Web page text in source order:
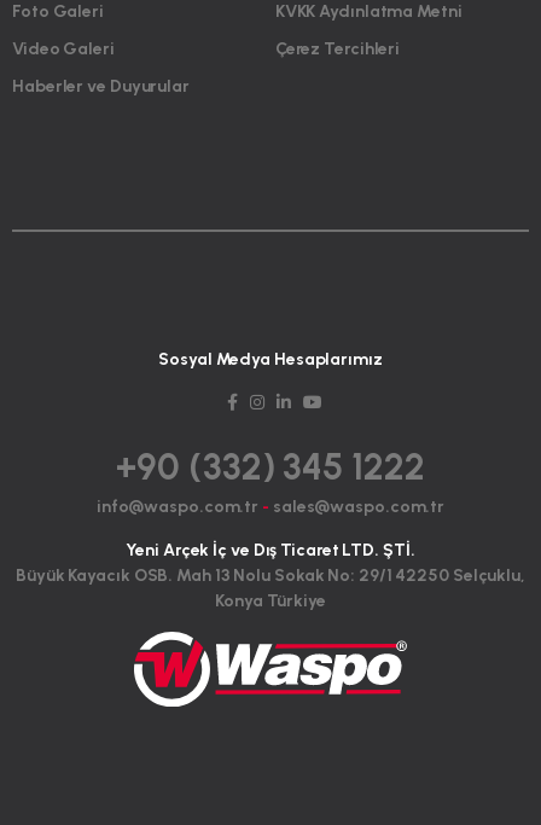
Foto Galeri
Video Galeri
Haberler ve Duyurular
KVKK Aydınlatma Metni
Çerez Tercihleri
Sosyal Medya Hesaplarımız
+90 (332) 345 1222
info@waspo.com.tr - sales@waspo.com.tr
Yeni Arçek İç ve Dış Ticaret LTD. ŞTİ.
Büyük Kayacık OSB. Mah 13 Nolu Sokak No: 29/1 42250 Selçuklu,
Konya Türkiye